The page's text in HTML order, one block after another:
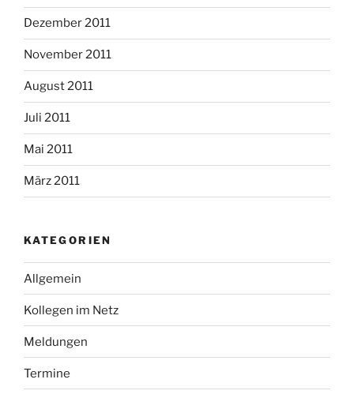
Dezember 2011
November 2011
August 2011
Juli 2011
Mai 2011
März 2011
KATEGORIEN
Allgemein
Kollegen im Netz
Meldungen
Termine